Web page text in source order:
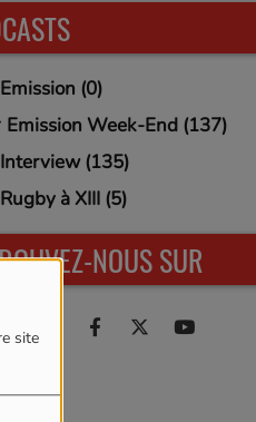
site
Emission (0)
Emission Week-End (137)
Interview (135)
Rugby à XIII (5)
NOUS SUR